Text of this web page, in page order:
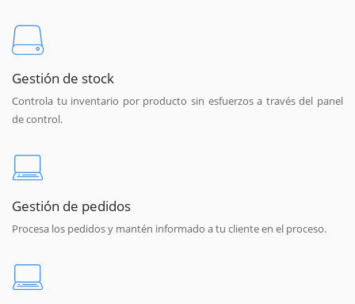
Gestión de stock
Controla tu inventario por producto sin esfuerzos a través del panel
de control.
Gestión de pedidos
Procesa los pedidos y mantén informado a tu cliente en el proceso.